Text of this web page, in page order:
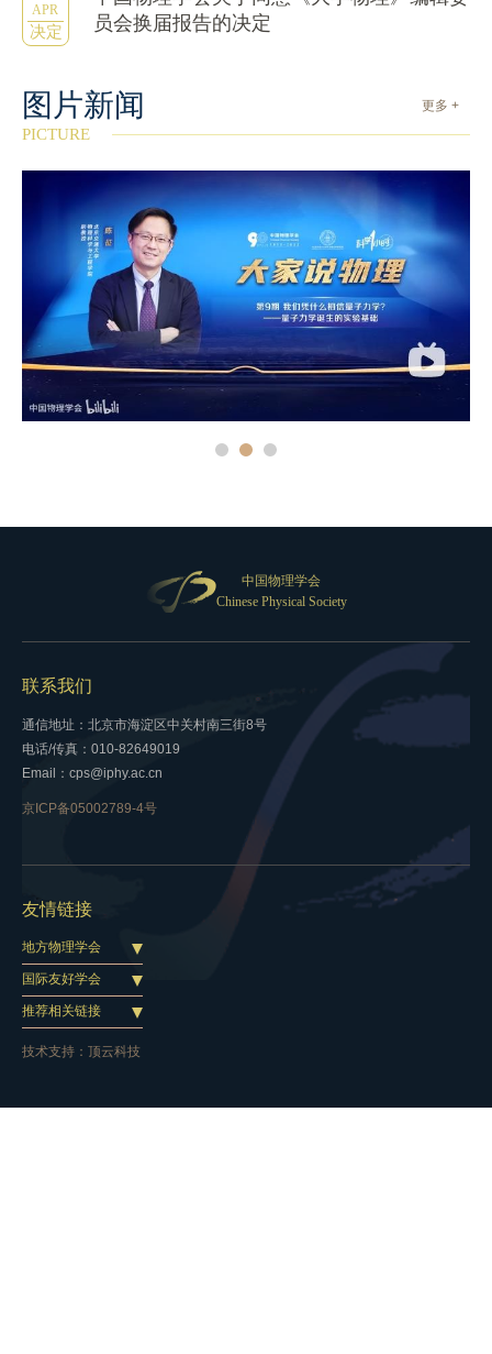
APR
决定
员会换届报告的决定
更多 +
图片新闻
PICTURE
中国物理学会
Chinese Physical Society
联系我们
通信地址：北京市海淀区中关村南三街8号
电话/传真：010-82649019
Email：cps@iphy.ac.cn
京ICP备05002789-4号
友情链接
地方物理学会
国际友好学会
推荐相关链接
技术支持： 顶云科技